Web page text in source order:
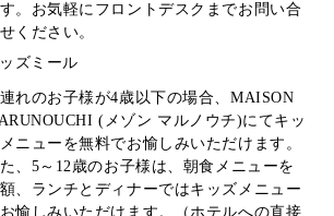
。お気軽にフロントデスクまでお問い合
ください。
ズミール
れのお子様が4歳以下の場合、MAISON
(メゾン マルノウチ)にてキッ
ニューを無料でお愉しみいただけます。
、5～12歳のお子様は、朝食メニューを
、ランチとディナーではキッズメニュー
愉しみいただけます。（ホテルへの直接